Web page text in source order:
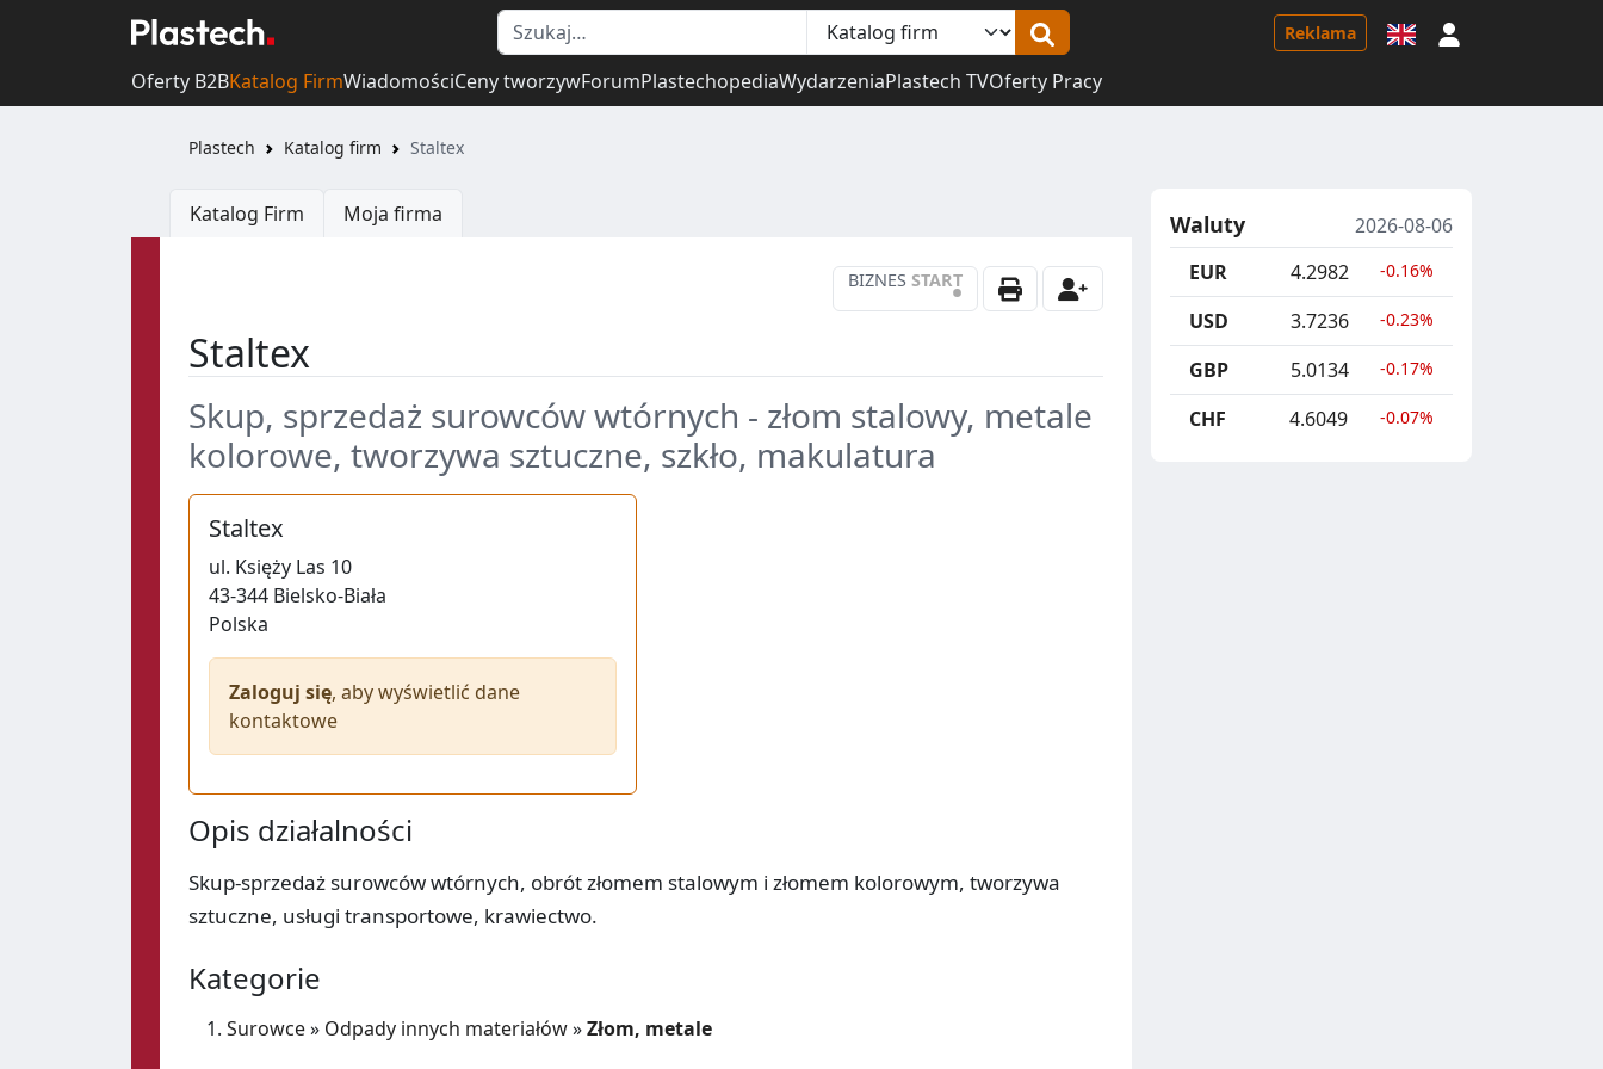
Reklama
Oferty B2BKatalog FirmWiadomościCeny tworzywForumPlastechopediaWydarzeniaPlastech TVOferty Pracy
Plastech Katalog firm Staltex
Katalog Firm Moja firma
BIZNES START
•
Staltex
Skup, sprzedaż surowców wtórnych - złom stalowy, metale
kolorowe, tworzywa sztuczne, szkło, makulatura
Staltex
ul. Księży Las 10
43-344 Bielsko-Biała
Polska
Zaloguj się, aby wyświetlić dane
kontaktowe
Opis działalności
Skup-sprzedaż surowców wtórnych, obrót złomem stalowym i złomem kolorowym, tworzywa
sztuczne, usługi transportowe, krawiectwo.
Kategorie
Surowce» Odpady innych materiałów»Złom, metale
Waluty
2026-08-06
EUR
4.2982 -0.16%
USD 3.7236 -0.23%
GBP 5.0134 -0.17%
CHF 4.6049 -0.07%